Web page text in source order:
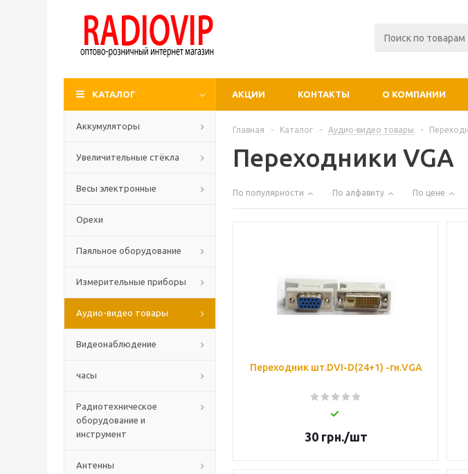
КАТАЛОГ АКЦИИ КОНТАКТЫ О КОМПАНИИ
Аккумуляторы
Увеличительные стёкла
Весы электронные
Орехи
Паяльное оборудование
Измерительные приборы
Аудио-видео товары
Видеонаблюдение
часы
Радиотехническое
оборудование и
инструмент
Антенны
Главная - Каталог - Аудио-видео товары -
Переходники VGA
По популярности По алфавиту По цене
Переходник шт.DVI-D(24+1) -гн.VGA
30грн./шт